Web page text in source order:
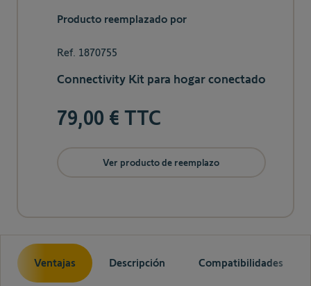
Producto reemplazado por
Ref. 1870755
Connectivity Kit para hogar conectado
79,00 € TTC
Ver producto de reemplazo
Ventajas Descripción Compatibilidades